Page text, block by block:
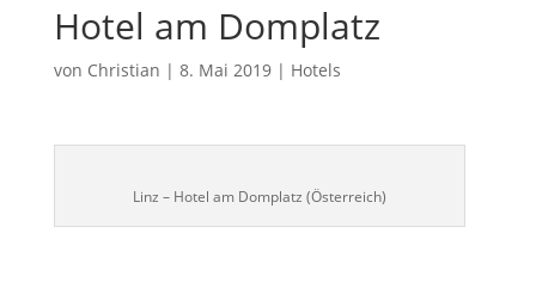
Hotel am Domplatz
von Christian | 8. Mai 2019| Hotels
Linz – Hotel am Domplatz (Österreich)